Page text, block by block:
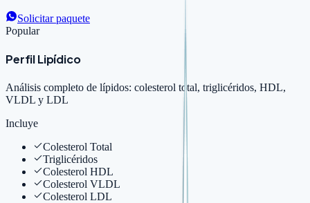
Solicitar paquete
Popular
Perfil Lipídico
Análisis completo de lípidos: colesterol total, triglicéridos, HDL,
VLDL y LDL
Incluye
Colesterol Total
Triglicéridos
Colesterol HDL
Colesterol VLDL
Colesterol LDL